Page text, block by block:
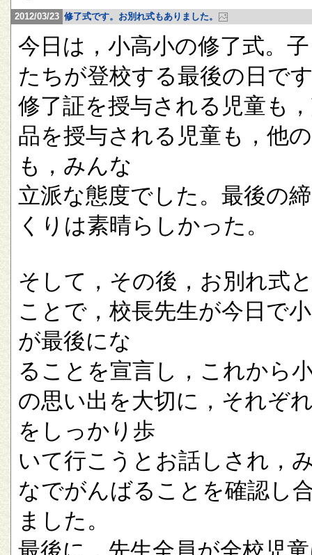
2012/03/23 修了式です。お別れ式もありました。
今日は，小高小の修了式。
たちが登校する最後の日で
修了証を授与される児童も
品を授与される児童も，他
も，みんな
立派な態度でした。最後の
くりは素晴らしかった。
そして，その後，お別れ式
ことで，校長先生が今日で
が最後にな
ることを宣言し，これから
の思い出を大切に，それぞ
をしっかり歩
いて行こうとお話しされ，
なでがんばることを確認し
ました。